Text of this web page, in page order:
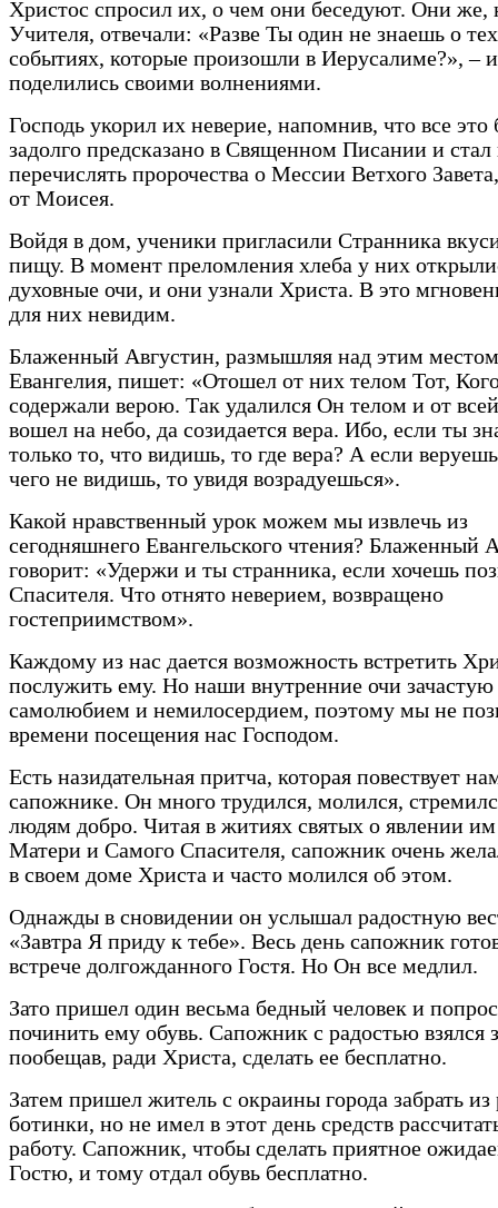
Христос спросил их, о чем они беседуют. Они же,
Учителя, отвечали: «Разве Ты один не знаешь о тех
событиях, которые произошли в Иерусалиме?», – и
поделились своими волнениями.
Господь укорил их неверие, напомнив, что все это
задолго предсказано в Священном Писании и
перечислять пророчества о Мессии Ветхого
от Моисея.
Войдя в дом, ученики пригласили Странника
пищу. В момент преломления хлеба у них
духовные очи, и они узнали Христа. В это
для них невидим.
Блаженный Августин, размышляя над этим
Евангелия, пишет: «Отошел от них телом Тот,
содержали верою. Так удалился Он телом и от
вошел на небо, да созидается вера. Ибо, если ты
только то, что видишь, то где вера? А если
чего не видишь, то увидя возрадуешься».
Какой нравственный урок можем мы извлечь из
сегодняшнего Евангельского чтения? Блаженный
говорит: «Удержи и ты странника, если хочешь
Спасителя. Что отнято неверием, возвращено
гостеприимством».
Каждому из нас дается возможность встретить
послужить ему. Но наши внутренние очи
самолюбием и немилосердием, поэтому мы не
времени посещения нас Господом.
Есть назидательная притча, которая повествует
сапожнике. Он много трудился, молился,
людям добро. Читая в житиях святых о явлении
Матери и Самого Спасителя, сапожник очень
в своем доме Христа и часто молился об этом.
Однажды в сновидении он услышал радостную
«Завтра Я приду к тебе». Весь день сапожник
встрече долгожданного Гостя. Но Он все медлил.
Зато пришел один весьма бедный человек и
починить ему обувь. Сапожник с радостью взялся
пообещав, ради Христа, сделать ее бесплатно.
Затем пришел житель с окраины города забрать из
ботинки, но не имел в этот день средств
работу. Сапожник, чтобы сделать приятное
Гостю, и тому отдал обувь бесплатно.